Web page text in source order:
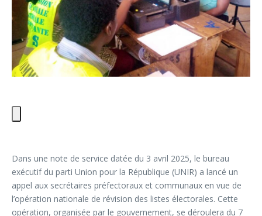
Dans une note de service datée du 3 avril 2025, le bureau
exécutif du parti Union pour la République (UNIR) a lancé un
appel aux secrétaires préfectoraux et communaux en vue de
l’opération nationale de révision des listes électorales. Cette
opération, organisée par le gouvernement, se déroulera du 7